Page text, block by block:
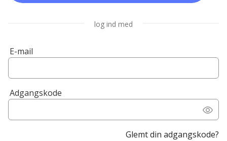
log ind med
E-mail
Adgangskode
Glemt din adgangskode?